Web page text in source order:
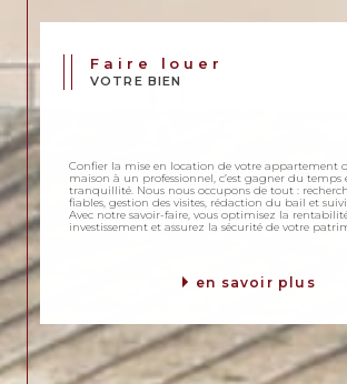
Faire louer
VOTRE BIEN
Confier la mise en location de votre appartement
maison à un professionnel, c’est gagner du temps
tranquillité. Nous nous occupons de tout :
fiables, gestion des visites, rédaction du bail et
Avec notre savoir-faire, vous optimisez la
investissement et assurez la sécurité de votre
en savoir plus